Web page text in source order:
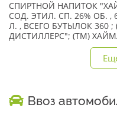
СПИРТНОЙ НАПИТОК
СОД. ЭТИЛ. СП. 26% ОБ. ,
Л. , ВСЕГО БУТЫЛОК 360
ДИСТИЛЛЕРС"; (TM)
Ввоз